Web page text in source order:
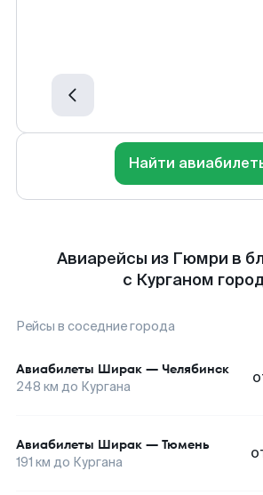
Найти
Авиарейсы из Гюмри в
с Курганом
Рейсы в соседние города
Авиабилеты Ширак — Челябинск
248 км до Кургана
Авиабилеты Ширак — Тюмень
191 км до Кургана